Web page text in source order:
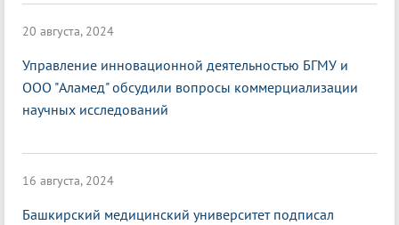
20 августа, 2024
Управление инновационной деятельностью БГМУ и
ООО "Аламед" обсудили вопросы коммерциализации
научных исследований
16 августа, 2024
Башкирский медицинский университет подписал